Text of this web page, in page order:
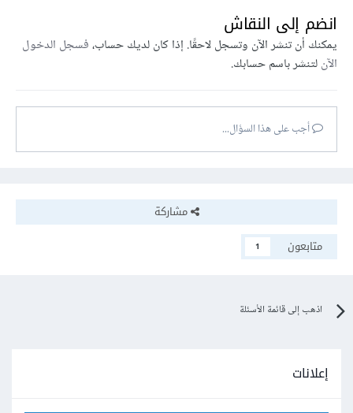
انضم إلى النقاش
يمكنك أن تنشر الآن وتسجل لاحقًا. إذا كان لديك حساب،فسجل الدخول
الآنلتنشر باسم حسابك.
أجب على هذا السؤال...
مشاركة
متابعون
1
اذهب إلى قائمة الأسئلة
إعلانات